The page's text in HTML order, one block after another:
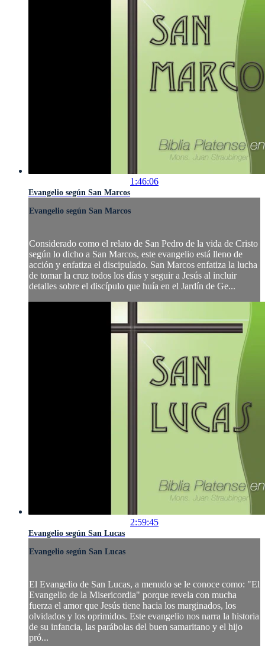
1:46:06
Evangelio según San Marcos
Evangelio según San Marcos
Considerado como el relato de San Pedro de la vida de Cristo
según lo dicho a San Marcos, este evangelio está lleno de
acción y enfatiza el discipulado. San Marcos enfatiza la lucha
de tomar la cruz todos los días y seguir a Jesús al incluir
detalles sobre el discípulo que huía en el Jardín de Ge...
2:59:45
Evangelio según San Lucas
Evangelio según San Lucas
El Evangelio de San Lucas, a menudo se le conoce como: "El
Evangelio de la Misericordia" porque revela con mucha
fuerza el amor que Jesús tiene hacia los marginados, los
olvidados y los oprimidos. Este evangelio nos narra la historia
de su infancia, las parábolas del buen samaritano y el hijo
pró...